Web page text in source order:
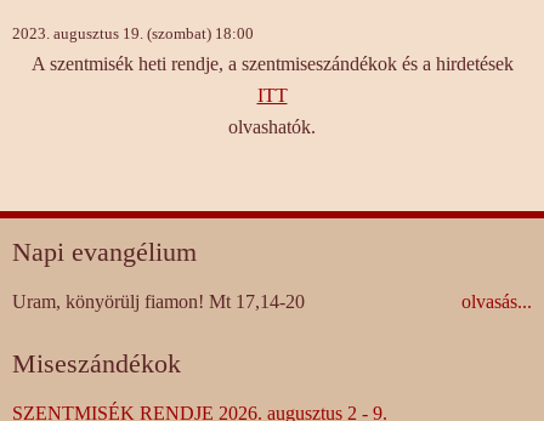
2023. augusztus 19. (szombat) 18:00
A szentmisék heti rendje, a szentmiseszándékok és a hirdetések
ITT
olvashatók.
Napi evangélium
Uram, könyörülj fiamon! Mt 17,14-20 olvasás...
Miseszándékok
SZENTMISÉK RENDJE 2026. augusztus 2 - 9.